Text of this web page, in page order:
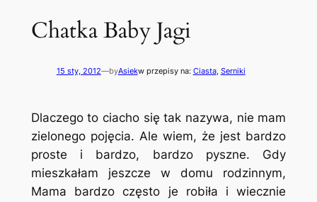
Chatka Baby Jagi
15 sty, 2012—byAsiekw przepisy na: Ciasta, Serniki
Dlaczego to ciacho się tak nazywa, nie mam
zielonego pojęcia. Ale wiem, że jest bardzo
proste i bardzo, bardzo pyszne. Gdy
mieszkałam jeszcze w domu rodzinnym,
Mama bardzo często je robiła i wiecznie